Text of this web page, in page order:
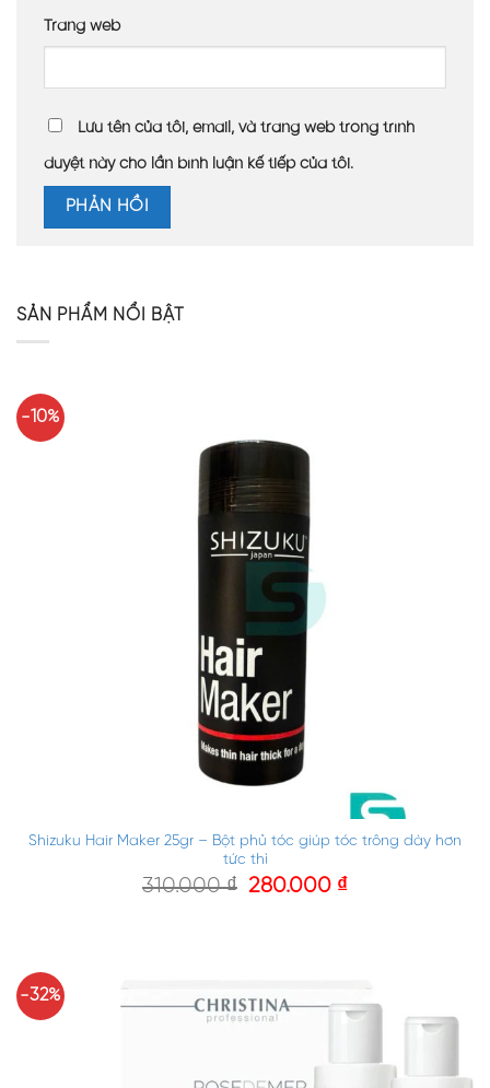
Trang web
Lưu tên của tôi, email, và trang web trong trình
duyệt này cho lần bình luận kế tiếp của tôi.
SẢN PHẨM NỔI BẬT
-10%
Shizuku Hair Maker 25gr – Bột phủ tóc giúp tóc trông dày hơn
tức thì
310.000₫ 280.000 ₫
-32%